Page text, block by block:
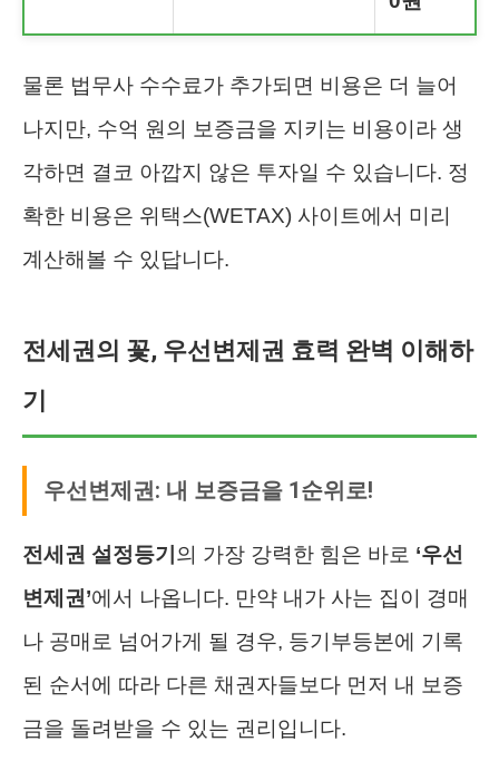
물론 법무사 수수료가 추가되면 비용은 더 늘어
나지만, 수억 원의 보증금을 지키는 비용이라 생
각하면 결코 아깝지 않은 투자일 수 있습니다. 정
확한 비용은 위택스(WETAX) 사이트에서 미리
계산해볼 수 있답니다.
전세권의 꽃, 우선변제권 효력 완벽 이해하
기
우선변제권: 내 보증금을 1순위로!
전세권 설정등기 의 가장 강력한 힘은 바로 ‘우선
변제권’에서 나옵니다. 만약 내가 사는 집이 경매
나 공매로 넘어가게 될 경우, 등기부등본에 기록
된 순서에 따라 다른 채권자들보다 먼저 내 보증
금을 돌려받을 수 있는 권리입니다.